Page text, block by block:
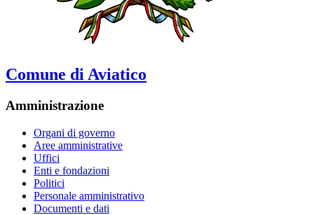
Comune di Aviatico
Amministrazione
Organi di governo
Aree amministrative
Uffici
Enti e fondazioni
Politici
Personale amministrativo
Documenti e dati